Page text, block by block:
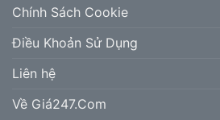
Chính Sách Cookie
Điều Khoản Sử Dụng
Liên hệ
Về Giá247.Com